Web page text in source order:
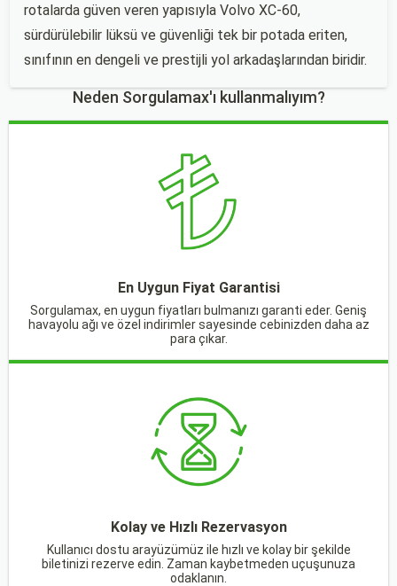
rotalarda güven veren yapısıyla Volvo XC-60,
sürdürülebilir lüksü ve güvenliği tek bir potada eriten,
sınıfının en dengeli ve prestijli yol arkadaşlarından biridir.
Neden Sorgulamax'ı kullanmalıyım?
En Uygun Fiyat Garantisi
Sorgulamax, en uygun fiyatları bulmanızı garanti eder. Geniş
havayolu ağı ve özel indirimler sayesinde cebinizden daha az
para çıkar.
Kolay ve Hızlı Rezervasyon
Kullanıcı dostu arayüzümüz ile hızlı ve kolay bir şekilde
biletinizi rezerve edin. Zaman kaybetmeden uçuşunuza
odaklanın.